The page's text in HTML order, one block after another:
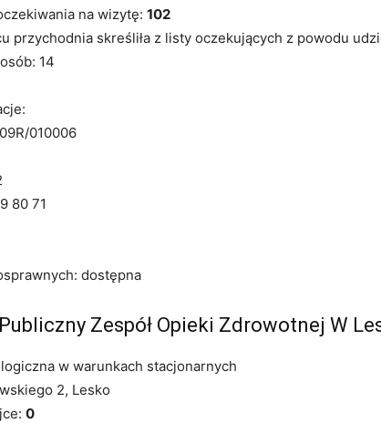
na wizytę: 102
przychodnia skreśliła z listy oczekujących z powodu
14
010006
80 71
dostępna
Zespół Opieki Zdrowotnej W
w warunkach stacjonarnych
2, Lesko
0